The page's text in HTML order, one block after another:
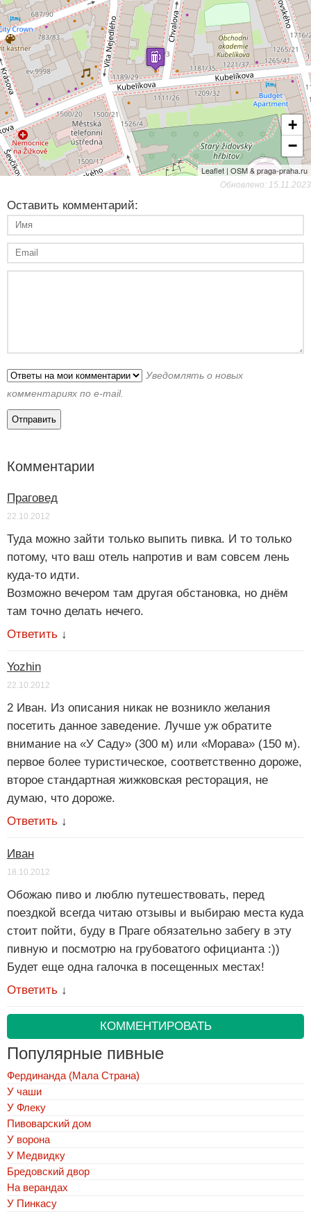
+
−
Leaflet | OSM & praga-praha.ru
Обновлено: 15.11.2023
Оставить комментарий:
Уведомлять о новых
комментариях по e-mail.
Комментарии
Праговед
22.10.2012
Туда можно зайти только выпить пивка. И то только
потому, что ваш отель напротив и вам совсем лень
куда-то идти.
Возможно вечером там другая обстановка, но днём
там точно делать нечего.
Ответить ↓
Yozhin
22.10.2012
2 Иван. Из описания никак не возникло желания
посетить данное заведение. Лучше уж обратите
внимание на «У Саду» (300 м) или «Морава» (150 м).
первое более туристическое, соответственно дороже,
второе стандартная жижковская ресторация, не
думаю, что дороже.
Ответить ↓
Иван
18.10.2012
Обожаю пиво и люблю путешествовать, перед
поездкой всегда читаю отзывы и выбираю места куда
стоит пойти, буду в Праге обязательно забегу в эту
пивную и посмотрю на грубоватого официанта :))
Будет еще одна галочка в посещенных местах!
Ответить ↓
КОММЕНТИРОВАТЬ
Популярные пивные
Фердинанда (Мала Страна)
У чаши
У Флеку
Пивоварский дом
У ворона
У Медвидку
Бредовский двор
На верандах
У Пинкасу